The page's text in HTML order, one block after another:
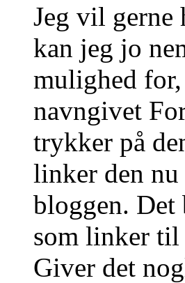
Jeg vil gerne
kan jeg jo
mulighed
navngivet
trykker på
linker den
bloggen.
som linker til
Giver det